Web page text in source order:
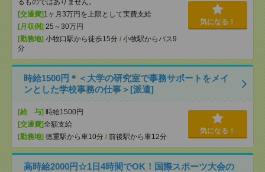
るものではありません。
[交通費] 1ヶ月3万円を上限として実費支給
[月収例] 25～30万円
[勤務地] 小牧口駅から徒歩15分 / 小牧駅からバス9
分
気になる！
時給1500円＊＜大学の研究室で事務サポートをメイ
ンとした学校事務の仕事＞[派遣]
[給 与] 時給1500円
[交通費]全額支給
[勤務地] 徳重駅から車10分 / 前後駅から車12分
気になる！
高時給2000円☆1日4時間でOK！国際スポーツ大会の